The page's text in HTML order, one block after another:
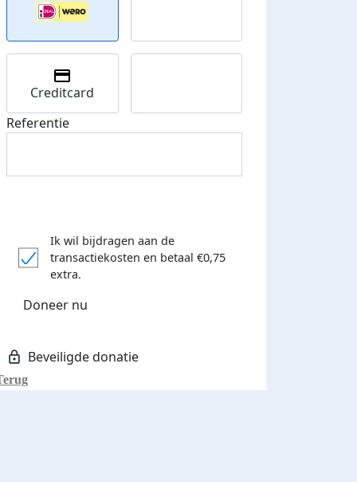
Creditcard
Referentie
Ik wil bijdragen aan de
transactiekosten en betaal €0,75
extra.
Doneer nu